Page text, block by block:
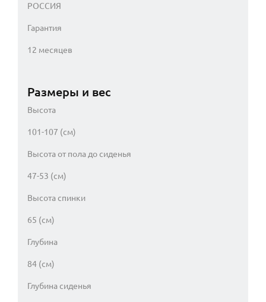
РОССИЯ
Гарантия
12 месяцев
Размеры и вес
Высота
101-107 (см)
Высота от пола до сиденья
47-53 (см)
Высота спинки
65 (см)
Глубина
84 (см)
Глубина сиденья